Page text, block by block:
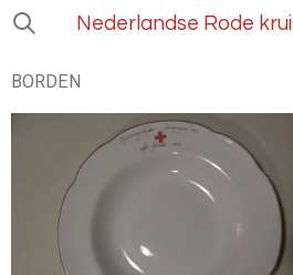
Ga
naar
hoofdinhoud
Nederlandse Rode
BORDEN